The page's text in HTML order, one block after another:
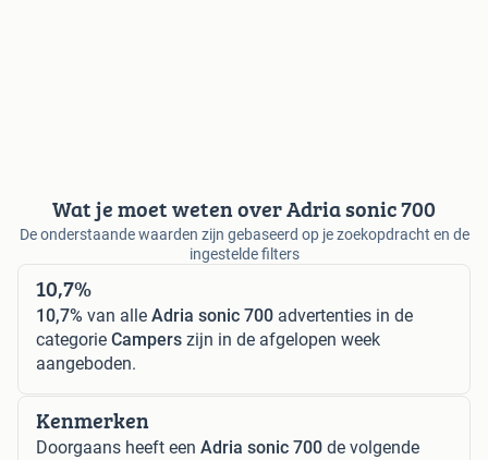
Wat je moet weten over Adria sonic 700
De onderstaande waarden zijn gebaseerd op je zoekopdracht en de
ingestelde filters
10,7%
10,7% van alle Adria sonic 700 advertenties in de
categorie Campers zijn in de afgelopen week
aangeboden.
Kenmerken
Doorgaans heeft een Adria sonic 700 de volgende